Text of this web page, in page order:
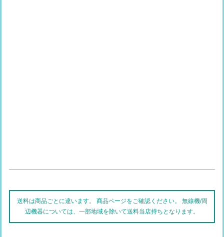
送料は商品ごとに違います。 商品ページをご確認ください。 無線機/周
辺機器については、一部地域を除いて送料当店持ちとなります。